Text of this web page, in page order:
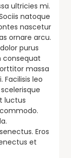
ultricies mi.
natoque
nascetur
ornare arcu.
purus
consequat
massa
leo
luctus
Eros
et